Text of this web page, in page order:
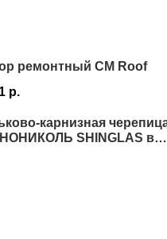
ремонтный CM Roof
р.
карнизная
SHINGLAS в